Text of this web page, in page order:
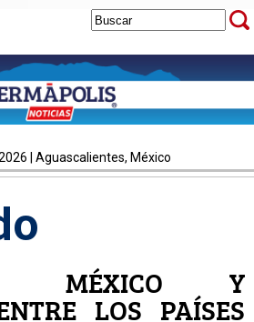
| Aguascalientes, México
MÉXICO Y
LOS PAÍSES